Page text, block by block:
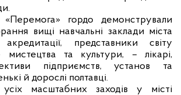
гордо демонстрували
вищі навчальні заклади міста
представники світу
мистецтва та культури, – лікарі,
підприємств, установ та
й дорослі полтавці.
масштабних заходів у місті